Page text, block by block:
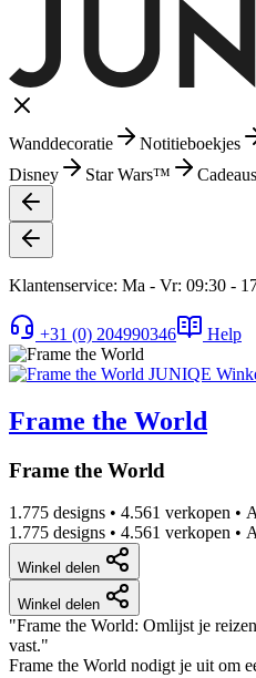
Wanddecoratie Notitieboekjes
Disney
Star Wars™ Cadeaus
Klantenservice: Ma - Vr: 09:30 -
+31 (0) 204990346 Help
Frame the World
Frame the World
1.775 designs • 4.561 verkopen •
1.775 designs • 4.561 verkopen •
Winkel delen
Winkel delen
"Frame the World: Omlijst je
vast."
Frame the World nodigt je uit om